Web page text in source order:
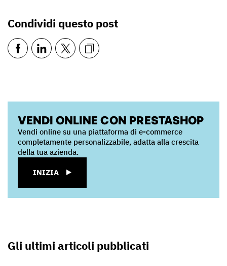
Condividi questo post
VENDI ONLINE CON PRESTASHOP
Vendi online su una piattaforma di e-commerce
completamente personalizzabile, adatta alla crescita
della tua azienda.
INIZIA
Gli ultimi articoli pubblicati